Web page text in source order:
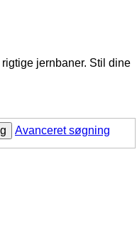
jernbaner. Stil dine
Avanceret søgning